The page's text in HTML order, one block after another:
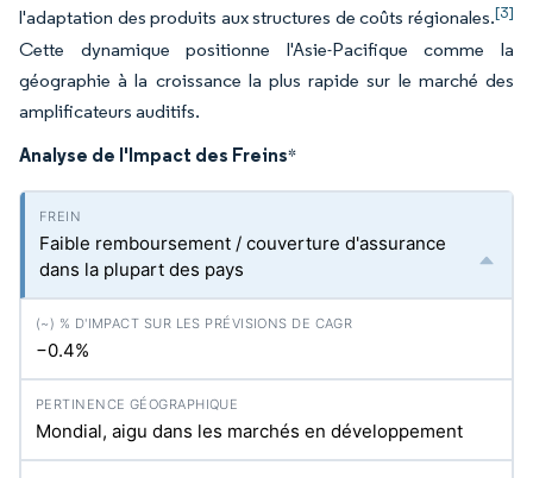
l'adaptation des produits aux structures de coûts régionales.[3]
Cette dynamique positionne l'Asie-Pacifique comme la
géographie à la croissance la plus rapide sur le marché des
amplificateurs auditifs.
Analyse de l'Impact des Freins*
Faible remboursement / couverture d'assurance
dans la plupart des pays
−0.4%
Mondial, aigu dans les marchés en développement